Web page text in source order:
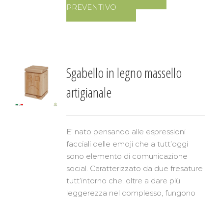
PREVENTIVO
Sgabello in legno massello
artigianale
E’ nato pensando alle espressioni
facciali delle emoji che a tutt’oggi
sono elemento di comunicazione
social. Caratterizzato da due fresature
tutt’intorno che, oltre a dare più
leggerezza nel complesso, fungono